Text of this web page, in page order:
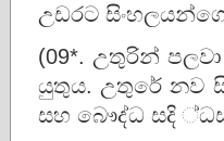
උඩරට
(09*. උතුරින්
යුතුය. උතුරේ නව
සහ බෞද්ධ සදි